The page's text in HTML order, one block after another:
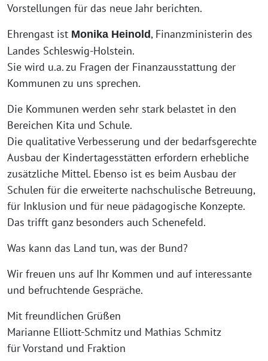
Vorstellungen für das neue Jahr berichten.
Ehrengast ist Monika Heinold, Finanzministerin des
Landes Schleswig-Holstein.
Sie wird u.a. zu Fragen der Finanzausstattung der
Kommunen zu uns sprechen.
Die Kommunen werden sehr stark belastet in den
Bereichen Kita und Schule.
Die qualitative Verbesserung und der bedarfsgerechte
Ausbau der Kindertagesstätten erfordern erhebliche
zusätzliche Mittel. Ebenso ist es beim Ausbau der
Schulen für die erweiterte nachschulische Betreuung,
für Inklusion und für neue pädagogische Konzepte.
Das trifft ganz besonders auch Schenefeld.
Was kann das Land tun, was der Bund?
Wir freuen uns auf Ihr Kommen und auf interessante
und befruchtende Gespräche.
Mit freundlichen Grüßen
Marianne Elliott-Schmitz und Mathias Schmitz
für Vorstand und Fraktion